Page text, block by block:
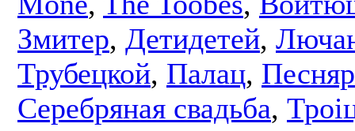
Змитер, Детидетей,
Трубецкой, Палац,
Серебряная свадьба,